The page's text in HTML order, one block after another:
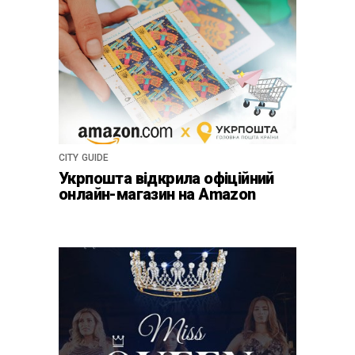
CITY GUIDE
Укрпошта відкрила офіційний
онлайн-магазин на Amazon